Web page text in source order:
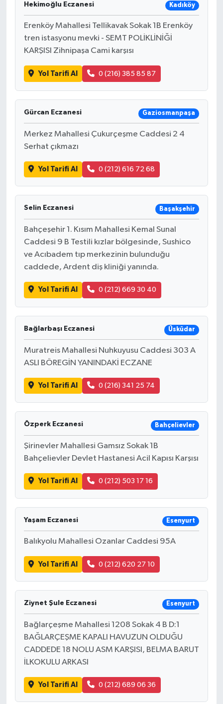
Hekimoğlu Eczanesi Kadıköy
Erenköy Mahallesi Tellikavak Sokak 1B Erenköy
tren istasyonu mevki - SEMT POLİKLİNİĞİ
KARŞISI Zihnipaşa Cami karşısı
Yol Tarifi Al 0 (216) 385 85 87
Gürcan Eczanesi Gaziosmanpaşa
Merkez Mahallesi Çukurçeşme Caddesi 2 4
Serhat çıkmazı
Yol Tarifi Al 0 (212) 616 72 68
Selin Eczanesi Başakşehir
Bahçeşehir 1. Kısım Mahallesi Kemal Sunal
Caddesi 9 B Testili kızlar bölgesinde, Sushico
ve Acıbadem tıp merkezinin bulunduğu
caddede, Ardent diş kliniği yanında.
Yol Tarifi Al 0 (212) 669 30 40
Bağlarbaşı Eczanesi Üsküdar
Muratreis Mahallesi Nuhkuyusu Caddesi 303 A
ASLI BÖREGİN YANINDAKİ ECZANE
Yol Tarifi Al 0 (216) 341 25 74
Özperk Eczanesi Bahçelievler
Şirinevler Mahallesi Gamsız Sokak 1B
Bahçelievler Devlet Hastanesi Acil Kapısı Karşısı
Yol Tarifi Al 0 (212) 503 17 16
Yaşam Eczanesi Esenyurt
Balıkyolu Mahallesi Ozanlar Caddesi 95A
Yol Tarifi Al 0 (212) 620 27 10
Ziynet Şule Eczanesi Esenyurt
Bağlarçeşme Mahallesi 1208 Sokak 4 B D:1
BAĞLARÇEŞME KAPALI HAVUZUN OLDUĞU
CADDEDE 18 NOLU ASM KARŞISI, BELMA BARUT
İLKOKULU ARKASI
Yol Tarifi Al 0 (212) 689 06 36